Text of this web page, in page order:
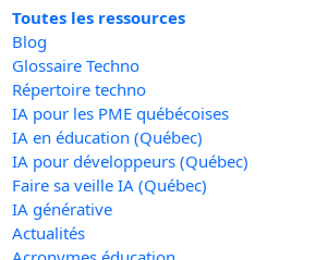
Toutes les ressources
Blog
Glossaire Techno
Répertoire techno
IA pour les PME québécoises
IA en éducation (Québec)
IA pour développeurs (Québec)
Faire sa veille IA (Québec)
IA générative
Actualités